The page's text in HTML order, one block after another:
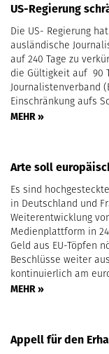
US-Regierung
Die US- Regierung
ausländische
auf 240 Tage zu
die Gültigkeit auf 90
Journalistenverband
Einschränkung aufs
MEHR »
Arte soll
Es sind
in Deutschland und
Weiterentwicklung
Medienplattform in
Geld aus EU-Töpfen
Beschlüsse weiter
kontinuierlich am
MEHR »
Appell für den